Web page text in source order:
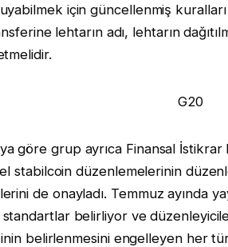
için güncellenmiş
lehtarın adı, lehtarın
göre grup ayrıca Finansal
stabilcoin düzenlemelerinin
de onayladı. Temmuz ayında
belirliyor ve
belirlenmesini engelleyen her